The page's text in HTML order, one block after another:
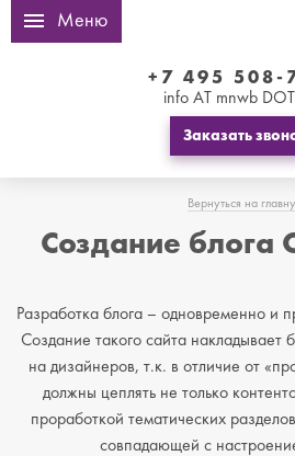
Меню
+7 495 508-
info AT mnwb
Заказать
Вернуться на
Создание блога
Разработка блога – одновременно и
Создание такого сайта накладывает
на дизайнеров, т.к. в отличие от
должны цеплять не только
проработкой тематических
совпадающей с